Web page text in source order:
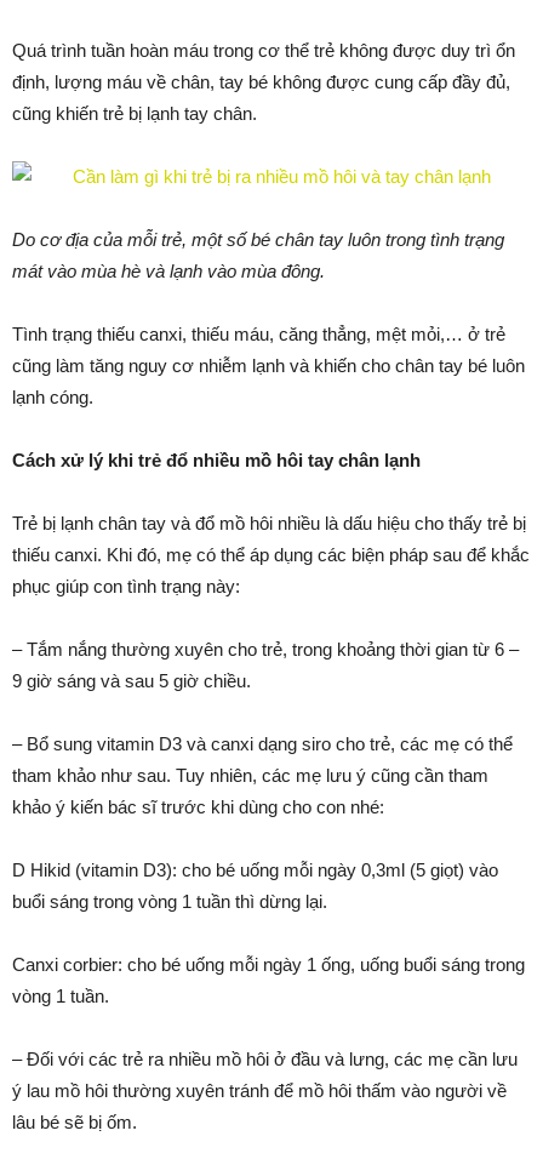
Quá trình tuần hoàn máu trong cơ thể trẻ không được duy trì ổn
định, lượng máu về chân, tay bé không được cung cấp đầy đủ,
cũng khiến trẻ bị lạnh tay chân.
Do cơ địa của mỗi trẻ, một số bé chân tay luôn trong tình trạng
mát vào mùa hè và lạnh vào mùa đông.
Tình trạng thiếu canxi, thiếu máu, căng thẳng, mệt mỏi,… ở trẻ
cũng làm tăng nguy cơ nhiễm lạnh và khiến cho chân tay bé luôn
lạnh cóng.
Cách xử lý khi trẻ đổ nhiều mồ hôi tay chân lạnh
Trẻ bị lạnh chân tay và đổ mồ hôi nhiều là dấu hiệu cho thấy trẻ bị
thiếu canxi. Khi đó, mẹ có thể áp dụng các biện pháp sau để khắc
phục giúp con tình trạng này:
– Tắm nắng thường xuyên cho trẻ, trong khoảng thời gian từ 6 –
9 giờ sáng và sau 5 giờ chiều.
– Bổ sung vitamin D3 và canxi dạng siro cho trẻ, các mẹ có thể
tham khảo như sau. Tuy nhiên, các mẹ lưu ý cũng cần tham
khảo ý kiến bác sĩ trước khi dùng cho con nhé:
D Hikid (vitamin D3): cho bé uống mỗi ngày 0,3ml (5 giọt) vào
buổi sáng trong vòng 1 tuần thì dừng lại.
Canxi corbier: cho bé uống mỗi ngày 1 ống, uống buổi sáng trong
vòng 1 tuần.
– Đối với các trẻ ra nhiều mồ hôi ở đầu và lưng, các mẹ cần lưu
ý lau mồ hôi thường xuyên tránh để mồ hôi thấm vào người về
lâu bé sẽ bị ốm.